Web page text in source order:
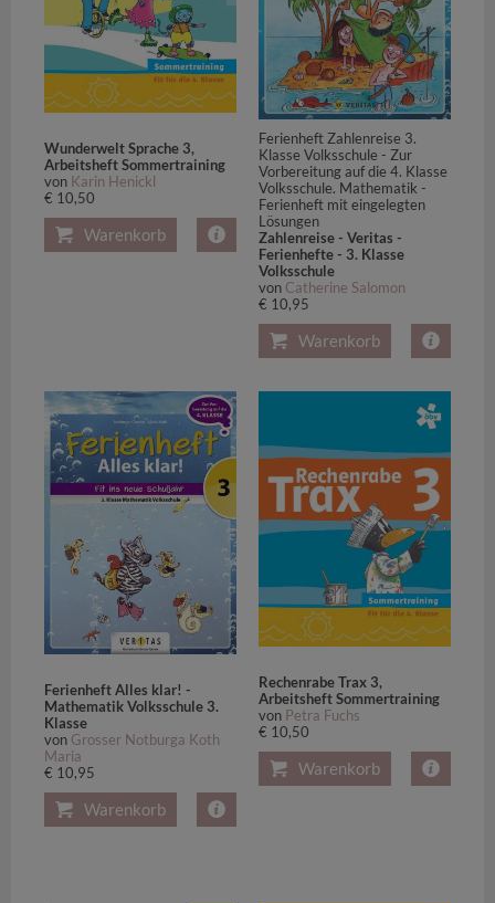
Wunderwelt Sprache 3,
Arbeitsheft Sommertraining
von Karin Henickl
€ 10,50
Warenkorb
Ferienheft Zahlenreise 3.
Klasse Volksschule - Zur
Vorbereitung auf die 4. Klasse
Volksschule. Mathematik -
Ferienheft mit eingelegten
Lösungen
Zahlenreise - Veritas -
Ferienhefte - 3. Klasse
Volksschule
von Catherine Salomon
€ 10,95
Warenkorb
Ferienheft Alles klar! -
Mathematik Volksschule 3.
Klasse
von Grosser Notburga Koth
Maria
€ 10,95
Warenkorb
Rechenrabe Trax 3,
Arbeitsheft Sommertraining
von Petra Fuchs
€ 10,50
Warenkorb